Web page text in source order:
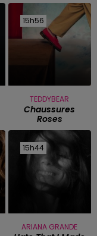
15h56
15h56
TEDDYBEAR
Chaussures
Roses
15h44
15h44
ARIANA GRANDE